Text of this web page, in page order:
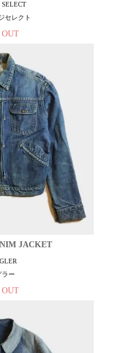
セレクト
OUT
JACKET
ラー
OUT